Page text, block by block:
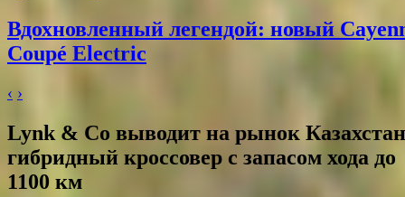
Вдохновленный легендой: новый
Coupé Electric
‹ ›
Lynk & Co выводит на рынок
гибридный кроссовер с запасом хода до
1100 км